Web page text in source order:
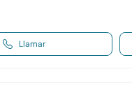
Llamar